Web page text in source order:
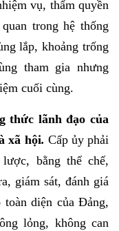
vụ, thẩm quyền
trong hệ thống
lắp, khoảng trống
tham gia nhưng
cuối cùng.
thức lãnh đạo của
xã hội. Cấp ủy phải
bằng thể chế,
giám sát, đánh giá
toàn diện của Đảng,
lỏng, không can